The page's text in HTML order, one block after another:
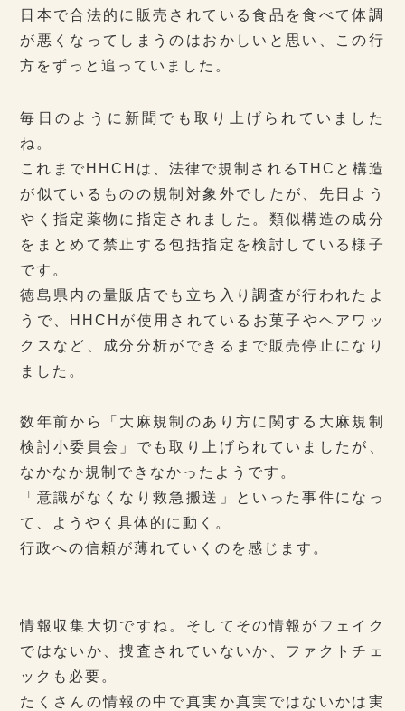
日本で合法的に販売されている食品を食べて体調
が悪くなってしまうのはおかしいと思い、この行
方をずっと追っていました。
毎日のように新聞でも取り上げられていました
ね。
これまでHHCHは、法律で規制されるTHCと構造
が似ているものの規制対象外でしたが、先日よう
やく指定薬物に指定されました。類似構造の成分
をまとめて禁止する包括指定を検討している様子
です。
徳島県内の量販店でも立ち入り調査が行われたよ
うで、HHCHが使用されているお菓子やヘアワッ
クスなど、成分分析ができるまで販売停止になり
ました。
数年前から「大麻規制のあり方に関する大麻規制
検討小委員会」でも取り上げられていましたが、
なかなか規制できなかったようです。
「意識がなくなり救急搬送」といった事件になっ
て、ようやく具体的に動く。
行政への信頼が薄れていくのを感じます。
情報収集大切ですね。そしてその情報がフェイク
ではないか、捜査されていないか、ファクトチェ
ックも必要。
たくさんの情報の中で真実か真実ではないかは実